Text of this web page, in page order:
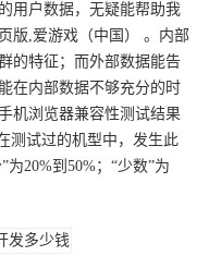
用户数据，无疑能帮助我
版,爱游戏（中国） 。内部
的特征；而外部数据能告
在内部数据不够充分的时
机浏览器兼容性测试结果
测试过的机型中，发生此
20%到50%；“少数”为